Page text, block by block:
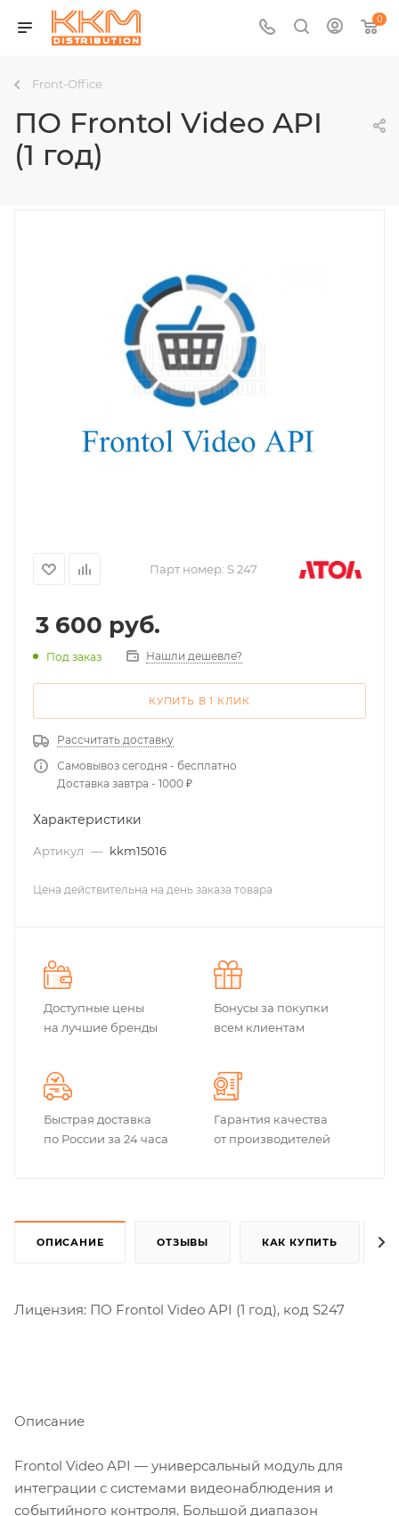
0
Front-Office
ПО Frontol Video API
(1 год)
Парт номер: S 247
3 600 руб.
Под заказ Нашли дешевле?
КУПИТЬ В 1 КЛИК
Рассчитать доставку
Самовывоз сегодня - бесплатно
Доставка завтра - 1000 ₽
Характеристики
Артикул — kkm15016
Цена действительна на день заказа товара
Доступные цены
на лучшие бренды
Бонусы за покупки
всем клиентам
Быстрая доставка
по России за 24 часа
Гарантия качества
от производителей
ОПИСАНИЕ ОТЗЫВЫ КАК КУПИТЬ
Лицензия: ПО Frontol Video API (1 год), код S247
Описание
Frontol Video API — универсальный модуль для
интеграции с системами видеонаблюдения и
событийного контроля. Большой диапазон